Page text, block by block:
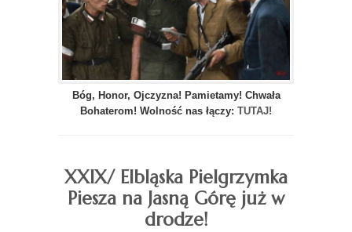
Bóg, Honor, Ojczyzna! Pamietamy! Chwała
Bohaterom! Wolność nas łączy: TUTAJ!
XXIX/ Elbląska Pielgrzymka
Piesza na Jasną Górę już w
drodze!